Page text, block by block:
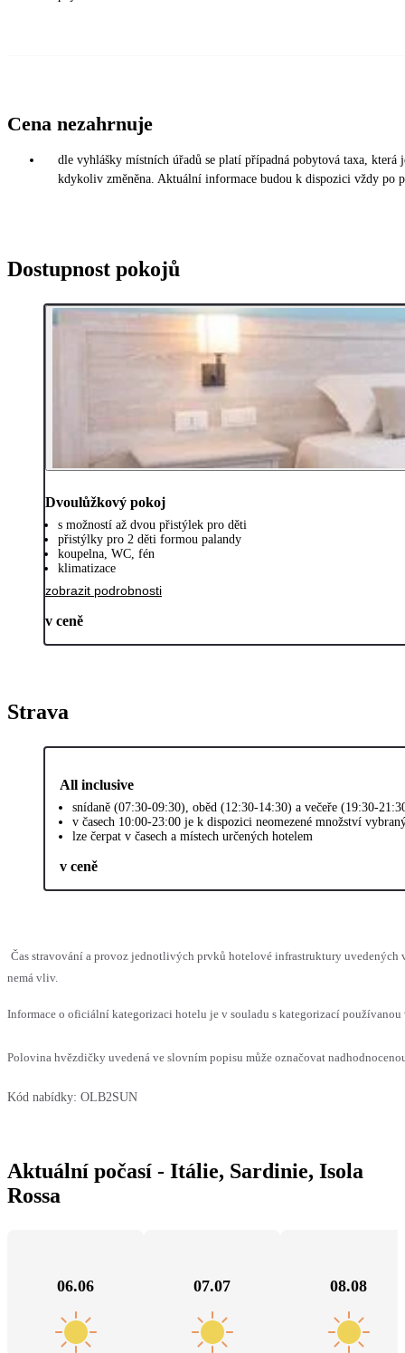
Cena nezahrnuje
dle vyhlášky místních úřadů se platí případná pobytová taxa,
kdykoliv změněna. Aktuální informace budou k dispozici vždy po
Dostupnost pokojů
Dvoulůžkový pokoj
s možností až dvou přistýlek pro děti
přistýlky pro 2 děti formou palandy
koupelna, WC, fén
klimatizace
zobrazit podrobnosti
v ceně
Strava
All inclusive
snídaně (07:30-09:30), oběd (12:30-14:30) a večeře (19:30-
v časech 10:00-23:00 je k dispozici neomezené množství
lze čerpat v časech a místech určených hotelem
v ceně
Čas stravování a provoz jednotlivých prvků hotelové infrastruktury uvedených
nemá vliv.
Informace o oficiální kategorizaci hotelu je v souladu s kategorizací
Polovina hvězdičky uvedená ve slovním popisu může označovat
Kód nabídky: OLB2SUN
Aktuální počasí - Itálie, Sardinie, Isola
Rossa
06.06 07.07 08.08